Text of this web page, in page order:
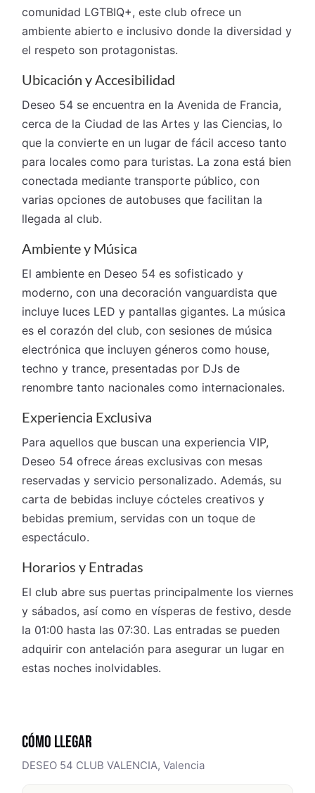
comunidad LGTBIQ+, este club ofrece un
ambiente abierto e inclusivo donde la diversidad y
el respeto son protagonistas.
Ubicación y Accesibilidad
Deseo 54 se encuentra en la Avenida de Francia,
cerca de la Ciudad de las Artes y las Ciencias, lo
que la convierte en un lugar de fácil acceso tanto
para locales como para turistas. La zona está bien
conectada mediante transporte público, con
varias opciones de autobuses que facilitan la
llegada al club.
Ambiente y Música
El ambiente en Deseo 54 es sofisticado y
moderno, con una decoración vanguardista que
incluye luces LED y pantallas gigantes. La música
es el corazón del club, con sesiones de música
electrónica que incluyen géneros como house,
techno y trance, presentadas por DJs de
renombre tanto nacionales como internacionales.
Experiencia Exclusiva
Para aquellos que buscan una experiencia VIP,
Deseo 54 ofrece áreas exclusivas con mesas
reservadas y servicio personalizado. Además, su
carta de bebidas incluye cócteles creativos y
bebidas premium, servidas con un toque de
espectáculo.
Horarios y Entradas
El club abre sus puertas principalmente los viernes
y sábados, así como en vísperas de festivo, desde
la 01:00 hasta las 07:30. Las entradas se pueden
adquirir con antelación para asegurar un lugar en
estas noches inolvidables.
CÓMO LLEGAR
DESEO 54 CLUB VALENCIA, Valencia